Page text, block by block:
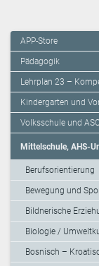
APP-Store
Pädagogik
Lehrplan 23 –
Kindergarten und
Volksschule und
Mittelschule, AHS-
Berufsorientierung
Bewegung und
Bildnerische
Biologie /
Bosnisch –